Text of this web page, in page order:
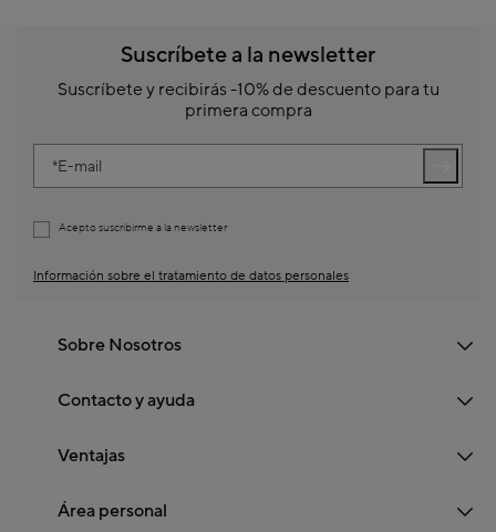
Suscríbete a la newsletter
Suscríbete y recibirás -10% de descuento para tu
primera compra
E-mail
Acepto suscribirme a la newsletter
Información sobre el tratamiento de datos personales
Sobre Nosotros
Contacto y ayuda
Ventajas
Área personal